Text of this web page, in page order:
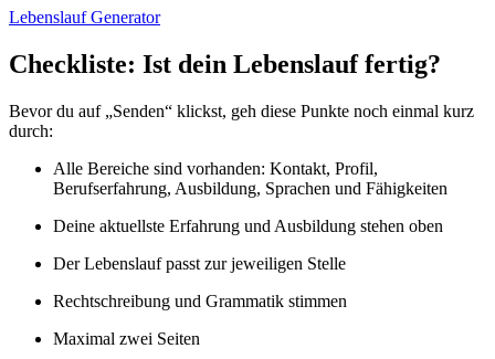
Lebenslauf Generator
Checkliste: Ist dein Lebenslauf fertig?
Bevor du auf „Senden“ klickst, geh diese Punkte noch einmal kurz
durch:
Alle Bereiche sind vorhanden: Kontakt, Profil,
Berufserfahrung, Ausbildung, Sprachen und Fähigkeiten
Deine aktuellste Erfahrung und Ausbildung stehen oben
Der Lebenslauf passt zur jeweiligen Stelle
Rechtschreibung und Grammatik stimmen
Maximal zwei Seiten